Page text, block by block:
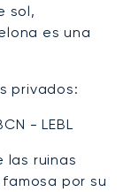
sol,
es una
privados:
- LEBL
las ruinas
por su